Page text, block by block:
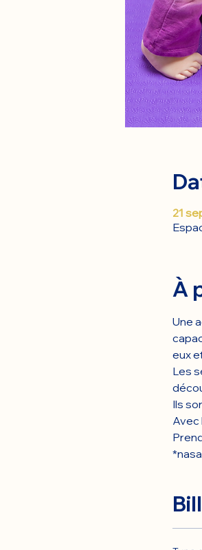
21
À
Une
eux
Les
Ils
Avec